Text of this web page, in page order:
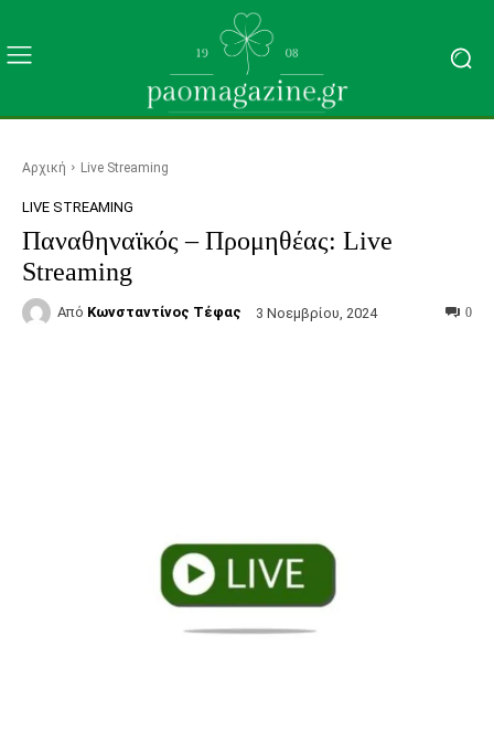
Αρχική Live Streaming
LIVE STREAMING
Παναθηναϊκός – Προμηθέας: Live
Streaming
Από Κωνσταντίνος Τέφας 3 Νοεμβρίου, 2024 0